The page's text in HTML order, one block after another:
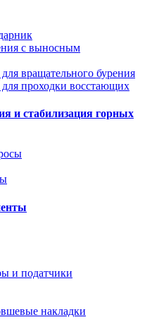
с выносным
вращательного бурения
проходки восстающих
и стабилизация горных
и податчики
накладки